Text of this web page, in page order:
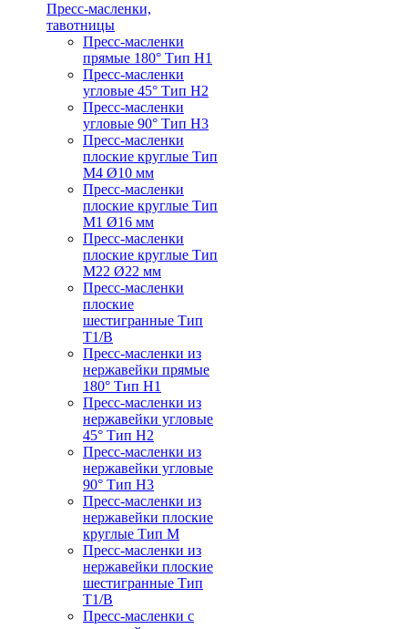
Пресс-масленки,
тавотницы
Пресс-масленки
прямые 180° Тип H1
Пресс-масленки
угловые 45° Тип H2
Пресс-масленки
угловые 90° Тип H3
Пресс-масленки
плоские круглые Тип
M4 Ø10 мм
Пресс-масленки
плоские круглые Тип
M1 Ø16 мм
Пресс-масленки
плоские круглые Тип
M22 Ø22 мм
Пресс-масленки
плоские
шестигранные Тип
T1/B
Пресс-масленки из
нержавейки прямые
180° Тип H1
Пресс-масленки из
нержавейки угловые
45° Тип H2
Пресс-масленки из
нержавейки угловые
90° Тип H3
Пресс-масленки из
нержавейки плоские
круглые Тип M
Пресс-масленки из
нержавейки плоские
шестигранные Тип
T1/B
Пресс-масленки с